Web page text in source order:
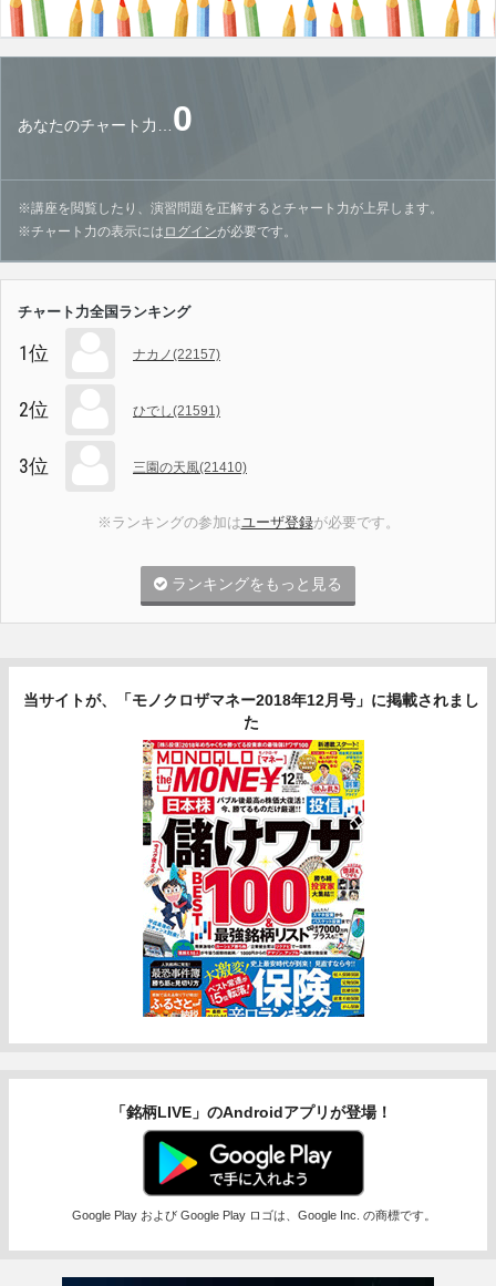
あなたのチャート力…0
※講座を閲覧したり、演習問題を正解するとチャート力が上昇します。
※チャート力の表示には ログインが必要です。
チャート力全国ランキング
1位 ナカノ(22157)
2位 ひでし(21591)
3位 三園の天風(21410)
※ランキングの参加はユーザ登録が必要です。
ランキングをもっと見る
当サイトが、「モノクロザマネー2018年12月号」に掲載されまし
た
「銘柄LIVE」のAndroidアプリが登場！
Google Play および Google Play ロゴは、Google Inc. の商標です。